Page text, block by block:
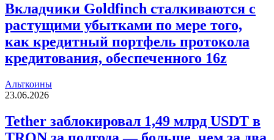
Вкладчики Goldfinch сталкиваются с
растущими убытками по мере того,
как кредитный портфель протокола
кредитования, обеспеченного 16z
Альткоины
23.06.2026
Tether заблокировал 1,49 млрд USDT в